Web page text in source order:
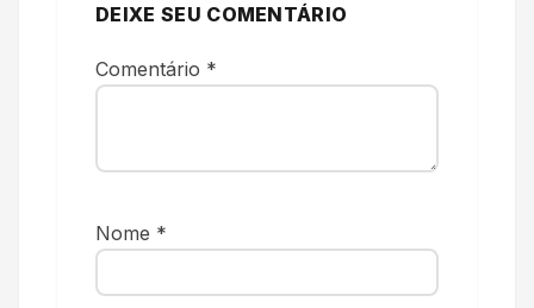
DEIXE SEU COMENTÁRIO
Comentário *
Nome *